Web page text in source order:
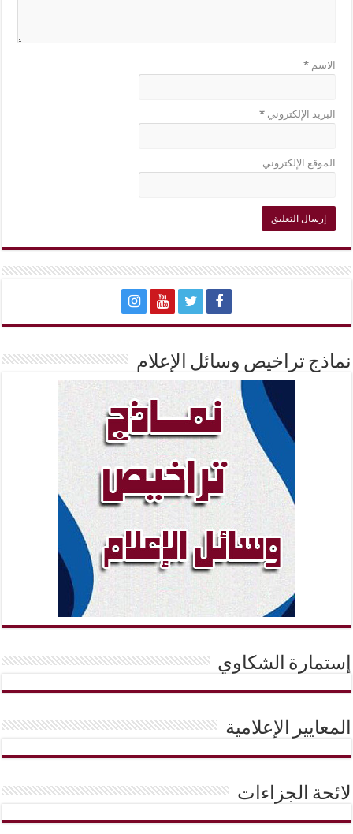
الاسم*
البريد الإلكتروني*
الموقع الإلكتروني
نماذج تراخيص وسائل الإعلام
إستمارة الشكاوي
المعايير الإعلامية
لائحة الجزاءات